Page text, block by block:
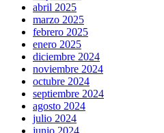
abril 2025
marzo 2025
febrero 2025
enero 2025
diciembre 2024
noviembre 2024
octubre 2024
septiembre 2024
agosto 2024
julio 2024